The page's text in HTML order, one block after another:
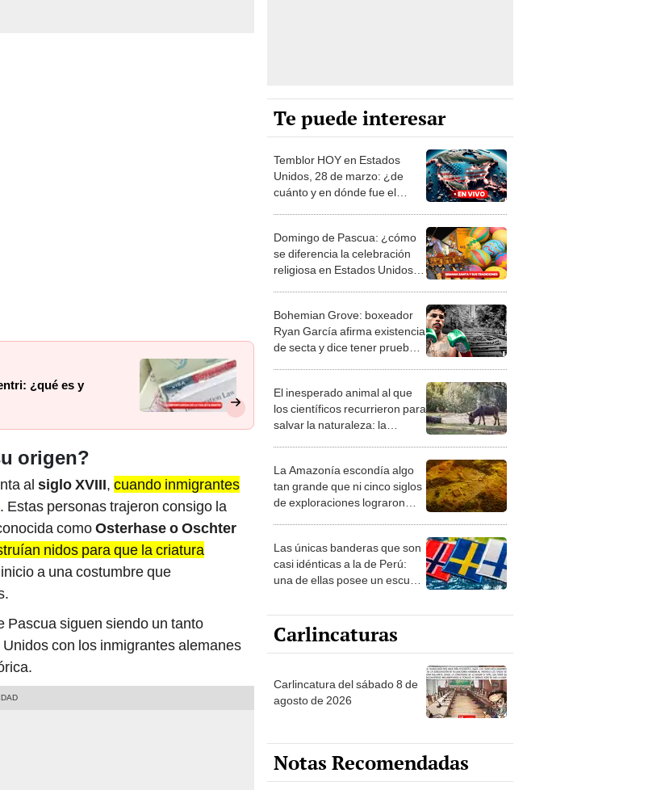
¿qué es y
origen?
al siglo XVIII, cuando inmigrantes
. Estas personas trajeron consigo la
comoOsterhase o Oschter
nidos para que la criatura
a una costumbre que
Pascua siguen siendo un tanto
con los inmigrantes alemanes
Te puede interesar
Temblor HOY en Estados
Unidos, 28 de marzo: ¿de
cuánto y en dónde fue el
Domingo de Pascua: ¿cómo
se diferencia la celebración
religiosa en Estados Unidos y
Bohemian Grove: boxeador
Ryan García afirma existencia
de secta y dice tener pruebas
El inesperado animal al que
los científicos recurrieron para
salvar la naturaleza: la
desierto en un paisaje con
más vida
La Amazonía escondía algo
tan grande que ni cinco siglos
de exploraciones lograron
sabía sobre su pasado
Las únicas banderas que son
casi idénticas a la de Perú:
una de ellas posee un escudo
Carlincaturas
Carlincatura del sábado 8 de
agosto de 2026
Notas Recomendadas